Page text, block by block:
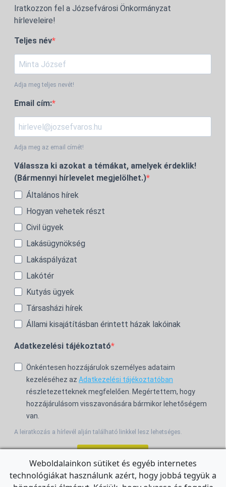
Iratkozzon fel a Józsefvárosi Önkormányzat
hírleveleire!
Teljes név
Adja meg teljes nevét!
Email cím:
Adja meg az email címét!
Válassza ki azokat a témákat, amelyek érdeklik!
(Bármennyi hírlevelet megjelölhet.)
Általános hírek
Hogyan vehetek részt
Civil ügyek
Lakásügynökség
Lakáspályázat
Lakótér
Kutyás ügyek
Társasházi hírek
Állami kisajátításban érintett házak lakóinak
Adatkezelési tájékoztató
Önkéntesen hozzájárulok személyes adataim
kezeléséhez az Adatkezelési tájékoztatóban
részletezetteknek megfelelően. Megértettem, hogy
hozzájárulásom visszavonására bármikor lehetőségem
van.
A leiratkozás a hírlevél alján található linkkel lesz lehetséges.
For the English Newsletter, clickHERE.
Weboldalainkon sütiket és egyéb internetes
technológiákat használunk azért, hogy jobbá tegyük a